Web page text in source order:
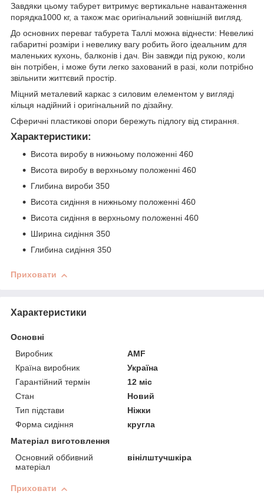
Завдяки цьому табурет витримує вертикальне навантаження
порядка1000 кг, а також має оригінальний зовнішній вигляд.
До основних переваг табурета Таллі можна віднести: Невеликі
габаритні розміри і невелику вагу робить його ідеальним для
маленьких кухонь, балконів і дач. Він завжди під рукою, коли
він потрібен, і може бути легко захований в разі, коли потрібно
звільнити життєвий простір.
Міцний металевий каркас з силовим елементом у вигляді
кільця надійний і оригінальний по дізайну.
Сферичні пластикові опори бережуть підлогу від стирання.
Характеристики:
Висота виробу в нижньому положенні 460
Висота виробу в верхньому положенні 460
Глибина вироби 350
Висота сидіння в нижньому положенні 460
Висота сидіння в верхньому положенні 460
Ширина сидіння 350
Глибина сидіння 350
Приховати
Характеристики
Основні
Виробник
AMF
Країна виробник
Україна
Гарантійний термін
12 міс
Стан
Новий
Тип підстави
Ніжки
Форма сидіння
кругла
Матеріал виготовлення
Основний оббивний
матеріал
вінілштучшкіра
Приховати